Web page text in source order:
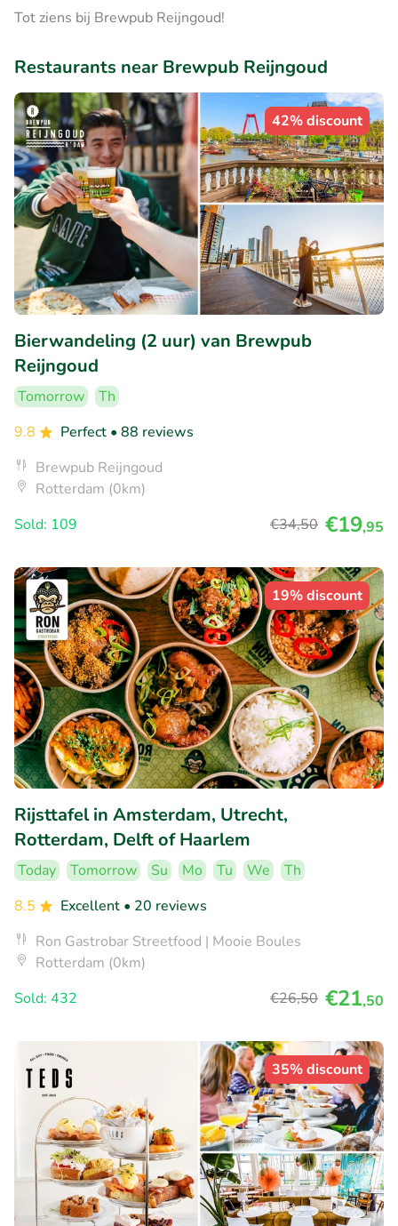
Tot ziens bij Brewpub Reijngoud!
Restaurants near Brewpub Reijngoud
42% discount
Bierwandeling (2 uur) van Brewpub
Reijngoud
Tomorrow
Th
9.8
Perfect • 88 reviews
Brewpub Reijngoud
Rotterdam (0km)
Sold: 109
€34,50 €19,95
19% discount
Rijsttafel in Amsterdam, Utrecht,
Rotterdam, Delft of Haarlem
Today Tomorrow Su Mo Tu We
Th
8.5
Excellent • 20 reviews
Ron Gastrobar Streetfood | Mooie Boules
Rotterdam (0km)
Sold: 432
€26,50 €21,50
35% discount